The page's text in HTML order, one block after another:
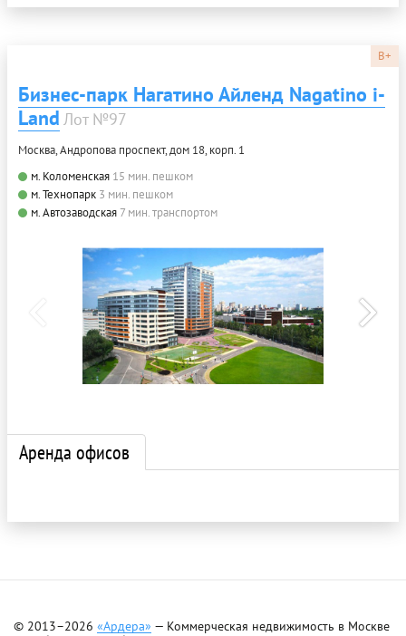
B+
Бизнес-парк Нагатино Айленд Nagatino i-
Land Лот №97
Москва, Андропова проспект, дом 18, корп. 1
м. Коломенская 15 мин. пешком
м. Технопарк 3 мин. пешком
м. Автозаводская 7 мин. транспортом
Аренда офисов
© 2013–2026 «Ардера» — Коммерческая недвижимость в Москве